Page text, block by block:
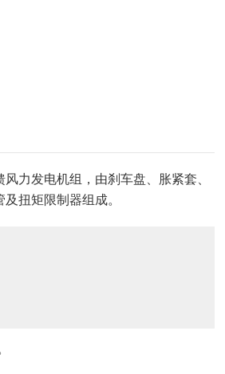
力发电机组，由刹车盘、胀紧套、
扭矩限制器组成。